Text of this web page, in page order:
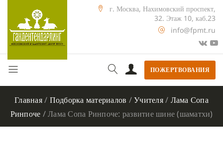
г. Москва, Нахимовский проспект,
32. Этаж 10, каб.23
info@fpmt.ru
ПОЖЕРТВОВАНИЯ
Главная/ Подборка материалов /Учителя/ Лама Сопа
Ринпоче /Лама Сопа Ринпоче: развитие шине (шаматхи)